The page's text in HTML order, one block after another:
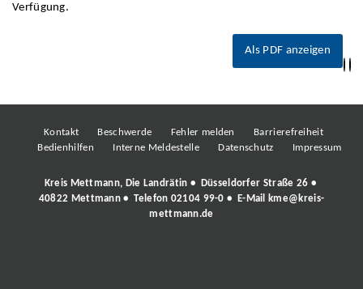
Verfügung.
Als PDF anzeigen
Kontakt Beschwerde Fehler melden
Barrierefreiheit
Bedienhilfen
Interne Meldestelle Datenschutz Impressum
Kreis Mettmann, Die Landrätin • Düsseldorfer Straße 26 •
40822 Mettmann • Telefon 02104 99-0 • E-Mail
kme@kreis-
mettmann.de